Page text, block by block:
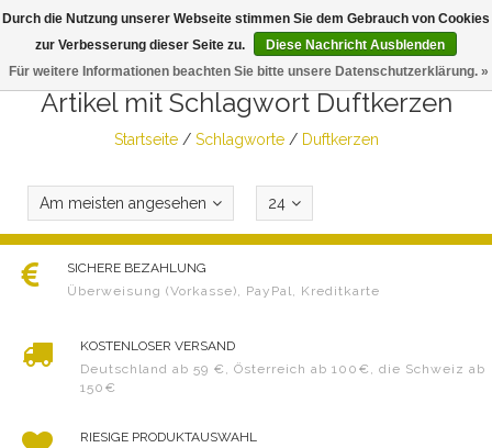
Artikel mit Schlagwort Duftkerzen
Startseite/ Schlagworte/ Duftkerzen
Am meisten angesehen 24
SICHERE BEZAHLUNG
Überweisung (Vorkasse), PayPal, Kreditkarte
KOSTENLOSER VERSAND
Deutschland ab 59 €, Österreich ab 100€, die Schweiz ab
150€
RIESIGE PRODUKTAUSWAHL
Durch die Nutzung unserer Webseite stimmen Sie dem Gebrauch von Cookies
zur Verbesserung dieser Seite zu.
Diese Nachricht Ausblenden
Für weitere Informationen beachten Sie bitte unsere Datenschutzerklärung. »